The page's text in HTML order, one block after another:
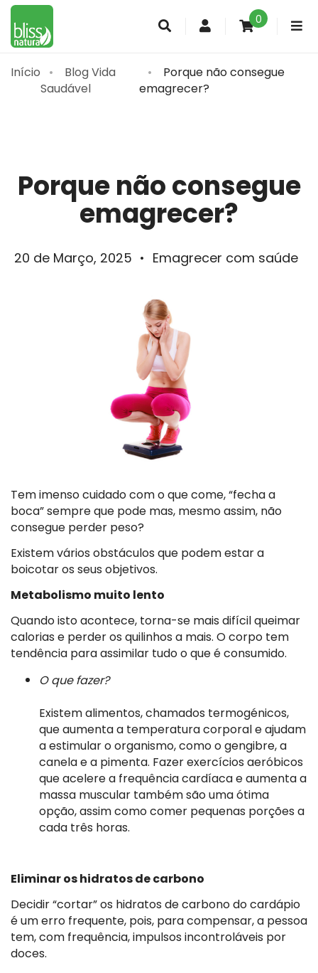
Conta 0
Início
Blog Vida
Saudável
Porque não consegue
emagrecer?
Porque não consegue
emagrecer?
20 de Março, 2025 • Emagrecer com saúde
Tem imenso cuidado com o que come, “fecha a
boca” sempre que pode mas, mesmo assim, não
consegue perder peso?
Existem vários obstáculos que podem estar a
boicotar os seus objetivos.
Metabolismo muito lento
Quando isto acontece, torna-se mais difícil queimar
calorias e perder os quilinhos a mais. O corpo tem
tendência para assimilar tudo o que é consumido.
O que fazer?
Existem alimentos, chamados termogénicos,
que aumenta a temperatura corporal e ajudam
a estimular o organismo, como o gengibre, a
canela e a pimenta. Fazer exercícios aeróbicos
que acelere a frequência cardíaca e aumenta a
massa muscular também são uma ótima
opção, assim como comer pequenas porções a
cada três horas.
Eliminar os hidratos de carbono
Decidir “cortar” os hidratos de carbono do cardápio
é um erro frequente, pois, para compensar, a pessoa
tem, com frequência, impulsos incontroláveis por
doces.